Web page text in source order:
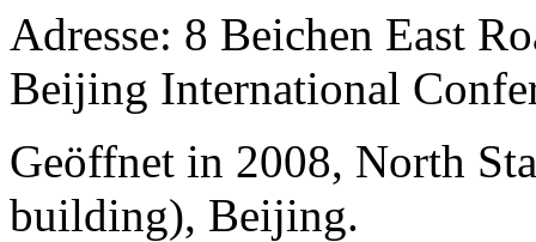
Adresse: 8 Beichen East
Beijing International
Geöffnet in 2008, North
building), Beijing.